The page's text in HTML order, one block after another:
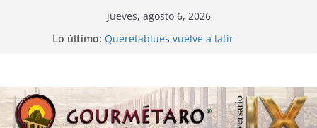
jueves, agosto 6, 2026
Lo último: Queretablues vuelve a latir
Cascada Cueva Longa